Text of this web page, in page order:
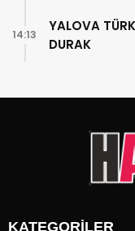
YALOVA
DURAK
14:13
KATEGORİLER